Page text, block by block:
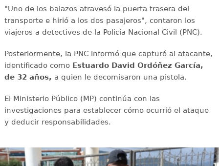
"Uno de los balazos atravesó la puerta trasera del
transporte e hirió a los dos pasajeros", contaron los
viajeros a detectives de la Policía Nacional Civil (PNC).
Posteriormente, la PNC informó que capturó al atacante,
identificado como Estuardo David Ordóñez García,
de 32 años, a quien le decomisaron una pistola.
El Ministerio Público (MP) continúa con las
investigaciones para establecer cómo ocurrió el ataque
y deducir responsabilidades.